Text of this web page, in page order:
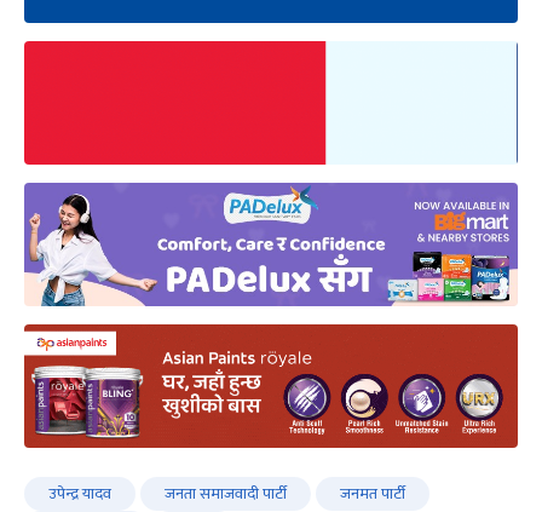
उपेन्द्र यादव जनता समाजवादी पार्टी
जनमत पार्टी